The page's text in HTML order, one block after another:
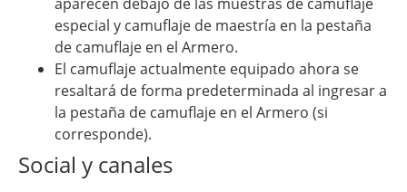
aparecen debajo de las muestras de camuflaje
especial y camuflaje de maestría en la pestaña
de camuflaje en el Armero.
El camuflaje actualmente equipado ahora se
resaltará de forma predeterminada al ingresar a
la pestaña de camuflaje en el Armero (si
corresponde).
Social y canales